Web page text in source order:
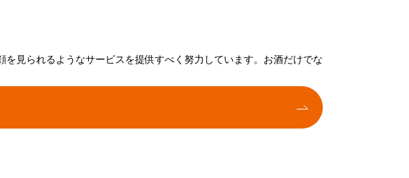
見られるようなサービスを提供すべく努力しています。お酒だけでな